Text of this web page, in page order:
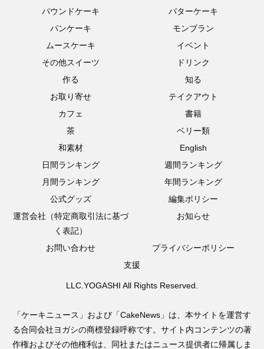
パウンドケーキ
バターケーキ
パンケーキ
モンブラン
ムースケーキ
イベント
その他スイーツ
ドリンク
作る
知る
お取り寄せ
テイクアウト
カフェ
書籍
茶
ベリー類
和素材
English
日間ランキング
週間ランキング
月間ランキング
年間ランキング
公式グッズ
編集ポリシー
運営会社（特定商取引法に基づ
く表記）
お知らせ
お問い合わせ
プライバシーポリシー
支援
LLC.YOGASHI All Rights Reserved.
「ケーキニュース」および「CakeNews」は、本サイトを運営す
る合同会社ヨガシの商標登録呼称です。サイト内コンテンツの著
作権およびその他権利は、同社またはニュース提供者に帰属しま